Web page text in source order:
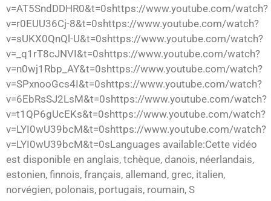
v=AT5SndDDHR0&t=0shttps://www.youtube.com/watch?
v=r0EUU36Cj-8&t=0shttps://www.youtube.com/watch?
v=sUKX0QnQl-U&t=0shttps://www.youtube.com/watch?
v=_q1rT8cJNVI&t=0shttps://www.youtube.com/watch?
v=n0wj1Rbp_AY&t=0shttps://www.youtube.com/watch?
v=SPxnooGcs4I&t=0shttps://www.youtube.com/watch?
v=6EbRsSJ2LsM&t=0shttps://www.youtube.com/watch?
v=t1QP6gUcEKs&t=0shttps://www.youtube.com/watch?
v=LYI0wU39bcM&t=0shttps://www.youtube.com/watch?
v=LYI0wU39bcM&t=0sLanguages available:Cette vidéo
est disponible en anglais, tchèque, danois, néerlandais,
estonien, finnois, français, allemand, grec, italien,
norvégien, polonais, portugais, roumain, S